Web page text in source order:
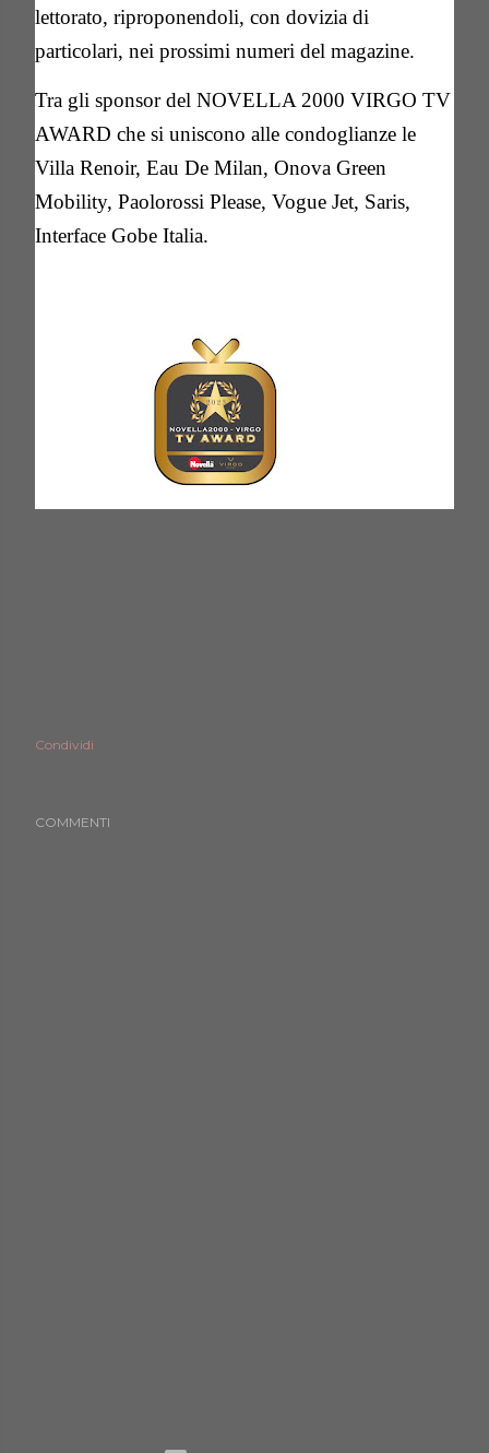
lettorato, riproponendoli, con dovizia di
particolari, nei prossimi numeri del magazine.
Tra gli sponsor del NOVELLA 2000 VIRGO TV
AWARD che si uniscono alle condoglianze le
Villa Renoir, Eau De Milan, Onova Green
Mobility, Paolorossi Please, Vogue Jet, Saris,
Interface Gobe Italia.
Condividi
COMMENTI